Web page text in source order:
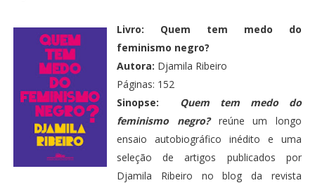
Livro: Quem tem medo do
feminismo negro?
Autora: Djamila Ribeiro
Páginas: 152
Sinopse: Quem tem medo do
feminismo negro? reúne um longo
ensaio autobiográfico inédito e uma
seleção de artigos publicados por
Djamila Ribeiro no blog da revista